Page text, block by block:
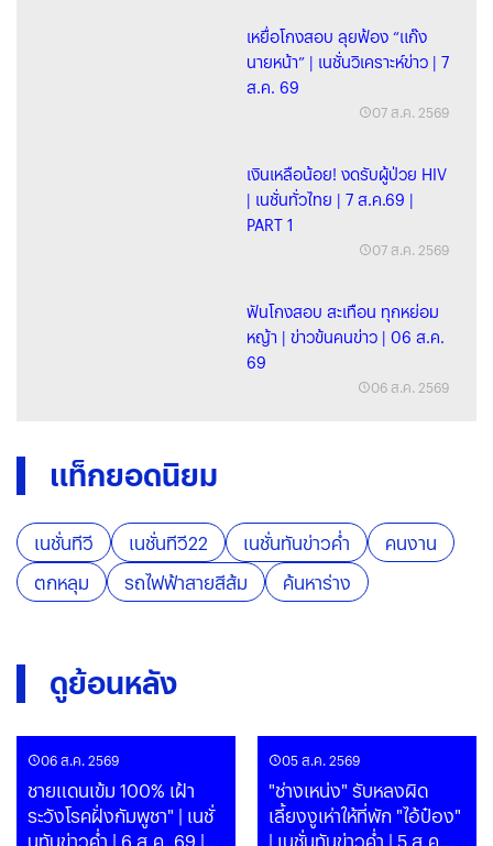
เหยื่อโกงสอบ ลุยฟ้อง “แก๊ง
นายหน้า” | เนชั่นวิเคราะห์ข่าว | 7
ส.ค. 69
07 ส.ค. 2569
เงินเหลือน้อย! งดรับผู้ป่วย HIV
| เนชั่นทั่วไทย | 7 ส.ค.69 |
PART 1
07 ส.ค. 2569
ฟันโกงสอบ สะเทือน ทุกหย่อม
หญ้า | ข่าวข้นคนข่าว | 06 ส.ค.
69
06 ส.ค. 2569
แท็กยอดนิยม
เนชั่นทีวี เนชั่นทีวี22 เนชั่นทันข่าวค่ำ
คนงาน
ตกหลุม
รถไฟฟ้าสายสีส้ม ค้นหาร่าง
ดูย้อนหลัง
06 ส.ค. 2569
ชายแดนเข้ม 100% เฝ้า
ระวังโรคฝั่งกัมพูชา" | เนชั่
05 ส.ค. 2569
"ช่างเหน่ง" รับหลงผิด
เลี้ยงงูเห่าให้ที่พัก "ไอ้ป๋อง"